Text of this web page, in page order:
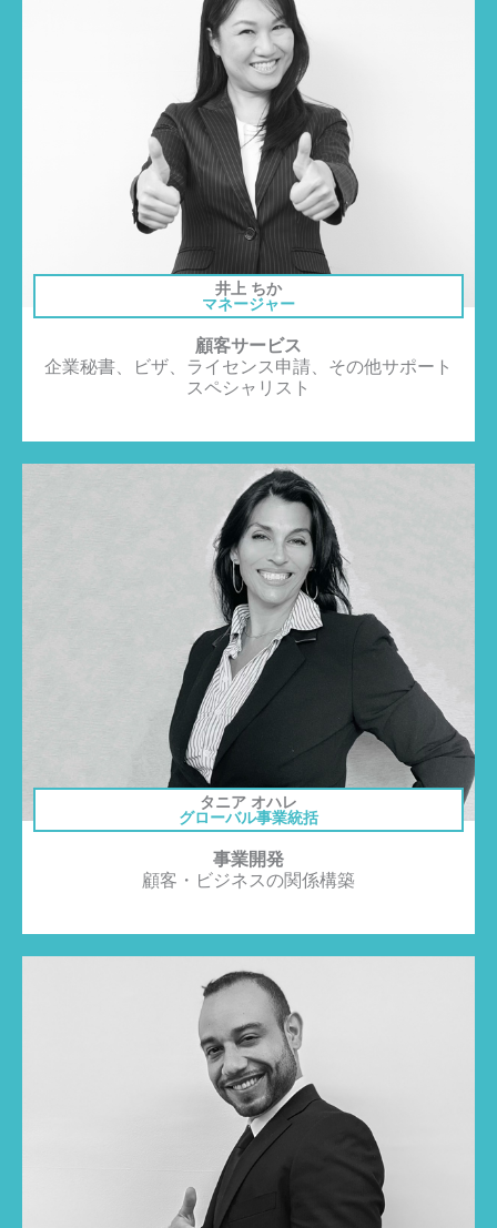
井上 ちか
マネージャー
顧客サービス
企業秘書、ビザ、ライセンス申請、その他サポート
スペシャリスト
タニア オハレ
グローバル事業統括
事業開発
顧客・ビジネスの関係構築